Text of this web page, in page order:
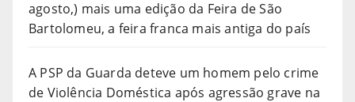
agosto,) mais uma edição da Feira de São
Bartolomeu, a feira franca mais antiga do país
A PSP da Guarda deteve um homem pelo crime
de Violência Doméstica após agressão grave na